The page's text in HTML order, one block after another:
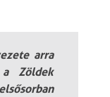
arra
Zöldek